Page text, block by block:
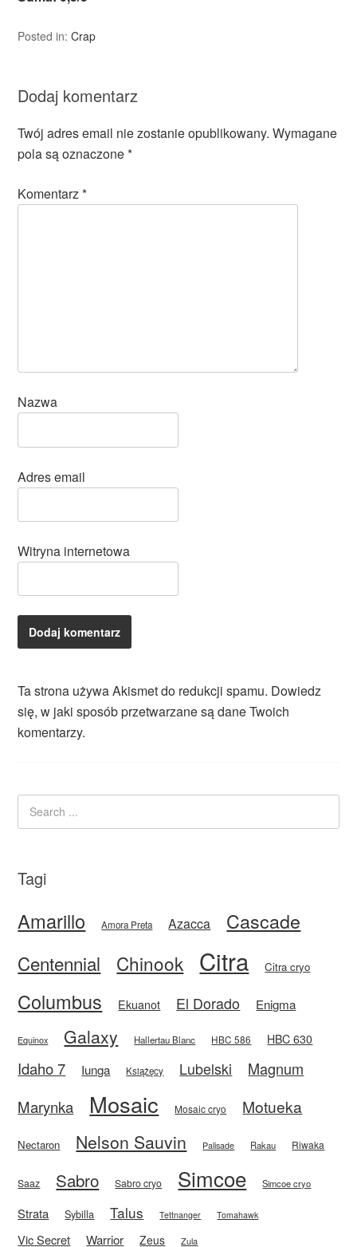
Posted in:Crap
Dodaj komentarz
Twój adres email nie zostanie opublikowany. Wymagane
pola są oznaczone*
Komentarz*
Nazwa
Adres email
Witryna internetowa
Ta strona używa Akismet do redukcji spamu. Dowiedz
się, w jaki sposób przetwarzane są dane Twoich
komentarzy.
Tagi
Amarillo Amora Preta Azacca Cascade
Centennial Chinook Citra Citra cryo
Columbus Ekuanot El Dorado Enigma
Equinox Galaxy Hallertau Blanc HBC 586 HBC 630
Idaho 7 Iunga Książęcy Lubelski
Magnum
Marynka
Mosaic Mosaic cryo Motueka
Nectaron Nelson Sauvin Palisade Rakau Riwaka
Saaz Sabro Sabro cryo Simcoe Simcoe cryo
Strata Sybilla Talus Tettnanger Tomahawk
Vic Secret Warrior Zeus Zula